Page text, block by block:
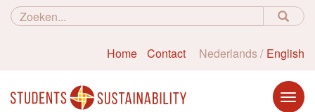
Home Contact Nederlands English